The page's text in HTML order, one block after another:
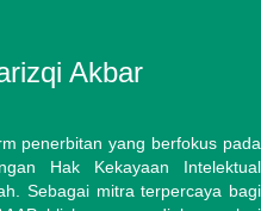
Akbar
penerbitan yang berfokus pada
Hak Kekayaan Intelektual
Sebagai mitra terpercaya bagi